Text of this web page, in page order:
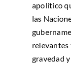
apolítico
las
gravedad